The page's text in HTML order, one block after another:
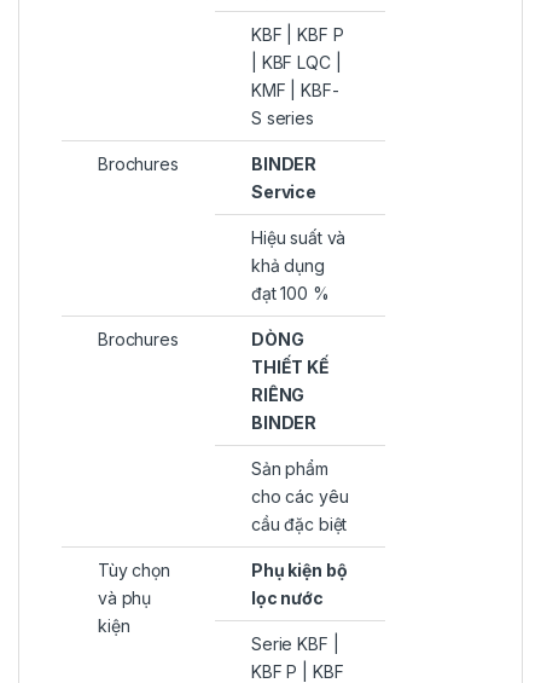
KBF | KBF P
| KBF LQC |
KMF | KBF-
S series
Brochures
BINDER
Service
Hiệu suất và
khả dụng
đạt 100 %
Brochures
DÒNG
THIẾT KẾ
RIÊNG
BINDER
Sản phẩm
cho các yêu
cầu đặc biệt
Tùy chọn
và phụ
kiện
Phụ kiện bộ
lọc nước
Serie KBF |
KBF P | KBF